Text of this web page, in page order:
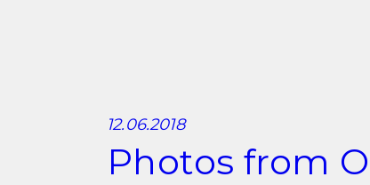
12.06.2018
Photos from